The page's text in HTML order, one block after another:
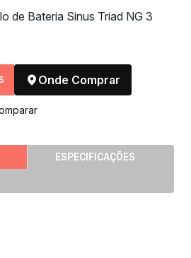
de Bateria Sinus Triad NG 3
Onde Comprar
ESPECIFICAÇÕES